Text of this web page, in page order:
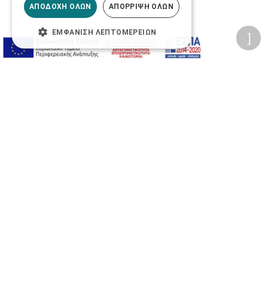
ΑΠΟΔΟΧΉ ΌΛΩΝ ΑΠΌΡΡΙΨΗ ΌΛΩΝ
ΕΜΦΆΝΙΣΗ ΛΕΠΤΟΜΕΡΕΙΏΝ